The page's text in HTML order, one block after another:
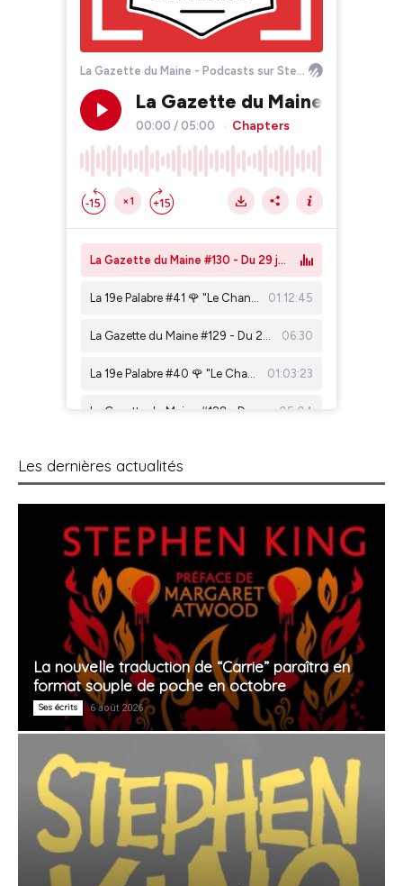
Les dernières actualités
La nouvelle traduction de “Carrie” paraîtra en
format souple de poche en octobre
Ses écrits 6 août 2026